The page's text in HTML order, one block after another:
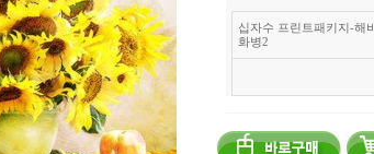
십자수 프린트패키지-해
화병2